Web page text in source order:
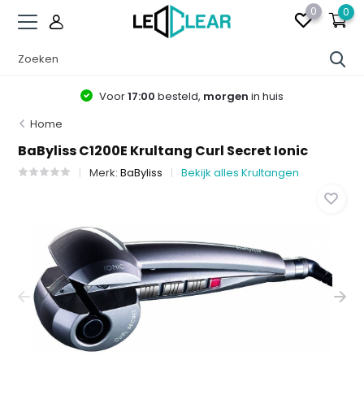
0 0
Voor17:00 besteld, morgen in huis
Home
BaByliss C1200E Krultang Curl Secret Ionic
Merk:BaByliss Bekijk alles Krultangen